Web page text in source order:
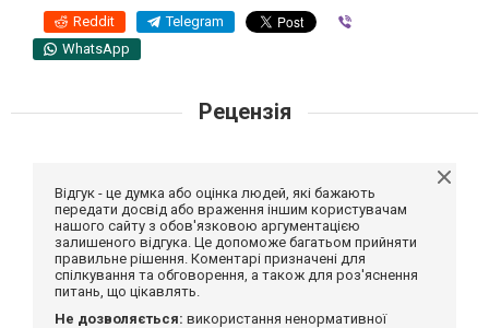
Reddit Telegram
WhatsApp
Рецензія
Відгук - це думка або оцінка людей, які бажають
передати досвід або враження іншим користувачам
нашого сайту з обов'язковою аргументацією
залишеного відгука. Це допоможе багатьом прийняти
правильне рішення. Коментарі призначені для
спілкування та обговорення, а також для роз'яснення
питань, що цікавлять.
Не дозволяється: використання ненормативної